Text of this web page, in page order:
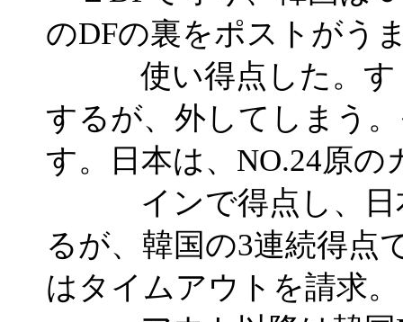
のDFの裏をポストがう
使い得点した。すぐ
するが、外してしまう
す。日本は、NO.24原の
インで得点し、日本
るが、韓国の3連続得点
はタイムアウトを請求